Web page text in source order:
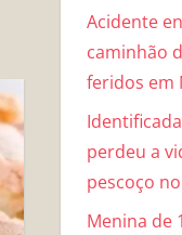
Acidente
caminhão
feridos em
perdeu a
pescoço
Menina de